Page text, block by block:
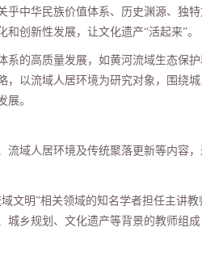
中华民族价值体系、历史渊源、独
和创新性发展，让文化遗产“活起来”。
的高质量发展，如黄河流域生态保
以流域人居环境为研究对象，围绕
展。
域人居环境及传统聚落更新等内容，
文明”相关领域的知名学者担任主讲
乡规划、文化遗产等背景的教师组成